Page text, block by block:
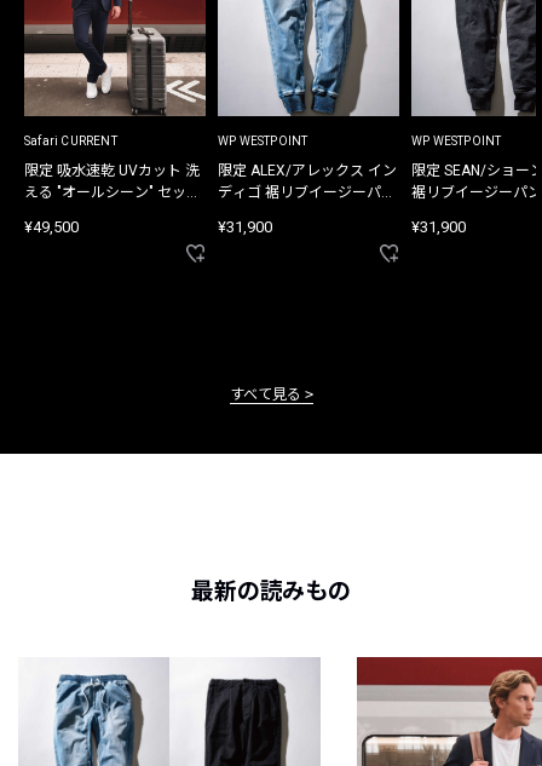
Safari CURRENT
限定 吸水速乾 UVカット 洗
える "オールシーン" セット
¥49,500
WP WESTPOINT
限定 ALEX/アレックス イン
ディゴ 裾リブイージーパン
¥31,900
WP WESTPOINT
限定 SEAN/ショー
裾リブイージーパ
¥31,900
すべて見る
最新の読みもの